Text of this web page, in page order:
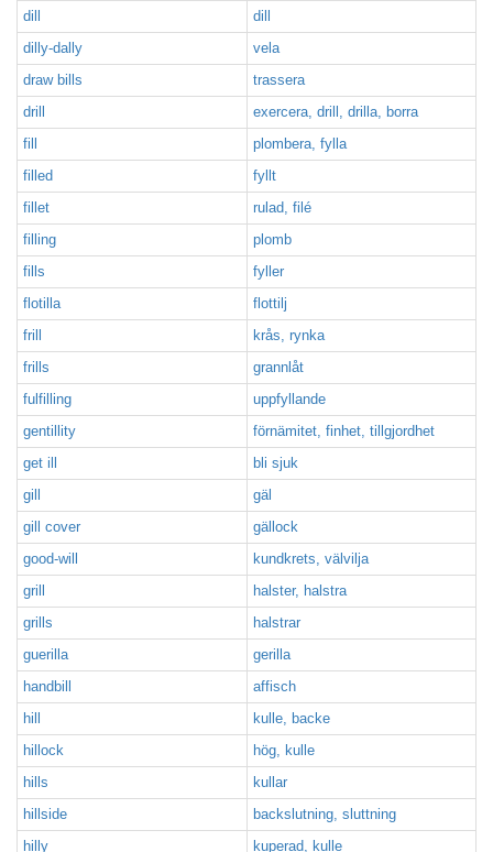
dill
dill
dilly-dally
vela
draw bills
trassera
drill
exercera, drill, drilla, borra
fill
plombera, fylla
filled
fyllt
fillet
rulad, filé
filling
plomb
fills
fyller
flotilla
flottilj
frill
krås, rynka
frills
grannlåt
fulfilling
uppfyllande
gentillity
förnämitet, finhet, tillgjordhet
get ill
bli sjuk
gill
gäl
gill cover
gällock
good-will
kundkrets, välvilja
grill
halster, halstra
grills
halstrar
guerilla
gerilla
handbill
affisch
hill
kulle, backe
hillock
hög, kulle
hills
kullar
hillside
backslutning, sluttning
hilly
kuperad, kulle